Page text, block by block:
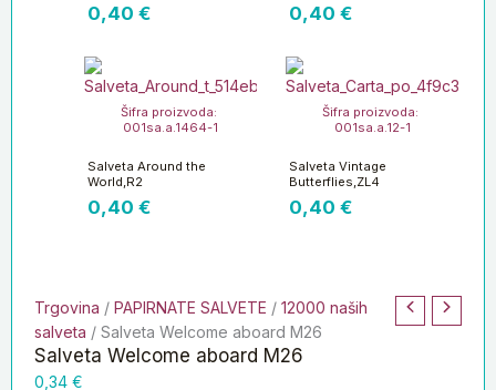
0,40 € 0,40 €
Šifra proizvoda:
001sa.a.1464-1
Salveta Around the
World,R2
0,40 €
Šifra proizvoda:
001sa.a.12-1
Salveta Vintage
Butterflies,ZL4
0,40 €
Trgovina / PAPIRNATE SALVETE / 12000 naših
salveta / Salveta Welcome aboard M26
Salveta Welcome aboard M26
0,34 €